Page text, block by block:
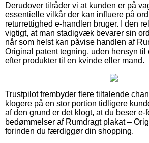
Derudover tilråder vi at kunden er på
essentielle vilkår der kan influere på
returrettighed e-handlen bruger. I den
vigtigt, at man stadigvæk bevarer sin
når som helst kan påvise handlen af
Original patent tegning, uden hensyn til
efter produkter til en kvinde eller mand.
Trustpilot frembyder flere tiltalende
klogere på en stor portion tidligere
af den grund er det klogt, at du beser e-
bedømmelser af Rumdragt plakat –
forinden du færdiggør din shopping.